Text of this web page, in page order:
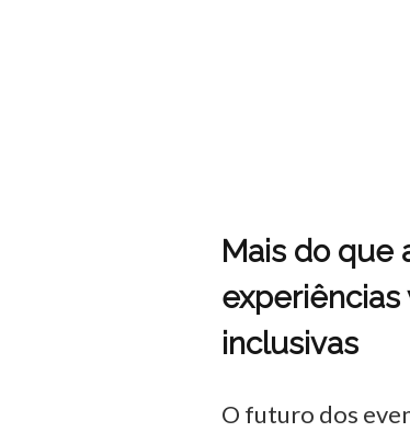
Mais do que
inclusivas
O futuro dos